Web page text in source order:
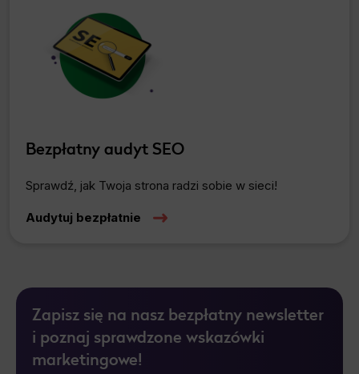
Bezpłatny audyt SEO
Sprawdź, jak Twoja strona radzi sobie w sieci!
Audytuj bezpłatnie
Zapisz się na nasz bezpłatny newsletter
i poznaj sprawdzone wskazówki
marketingowe!